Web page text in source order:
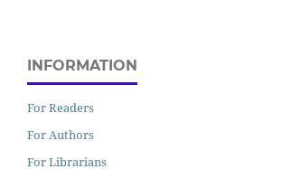
INFORMATION
For Readers
For Authors
For Librarians